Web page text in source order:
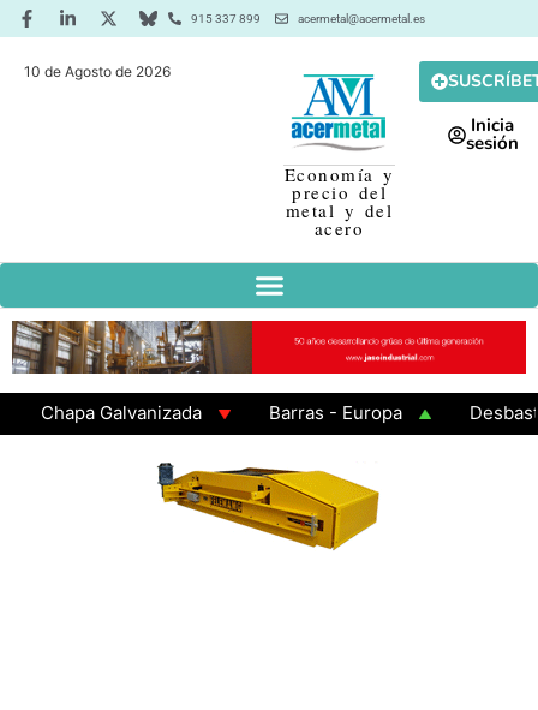
915 337 899 acermetal@acermetal.es
10 de Agosto de 2026
Economía y
precio del
metal y del
acero
Inicia
sesión
Galvanizada Barras - Europa
Desbaste -